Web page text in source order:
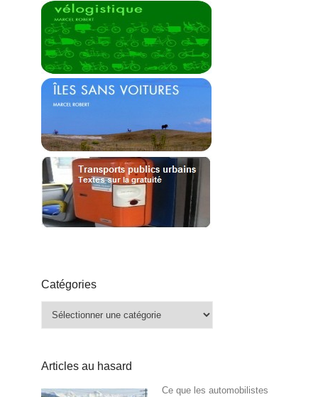
Catégories
Catégories
Articles au hasard
Ce que les automobilistes